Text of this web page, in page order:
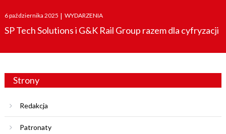
Posted
on
6 października 2025 | WYDARZENIA
SP Tech Solutions i G&K Rail Group razem dla cyfryzacji
Strony
Redakcja
Patronaty